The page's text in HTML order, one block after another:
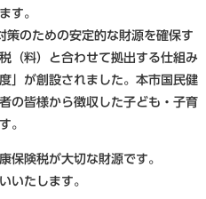
す。
のための安定的な財源を確保す
（料）と合わせて拠出する仕組み
」が創設されました。本市国民健
の皆様から徴収した子ども・子育
。
保険税が大切な財源です。
いたします。